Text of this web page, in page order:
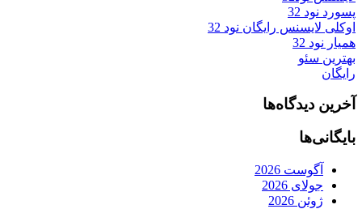
پسورد نود 32
اوکلی لایسنس رایگان نود 32
همیار نود 32
بهترین سئو
رایگان
آخرین دیدگاه‌ها
بایگانی‌ها
آگوست 2026
جولای 2026
ژوئن 2026